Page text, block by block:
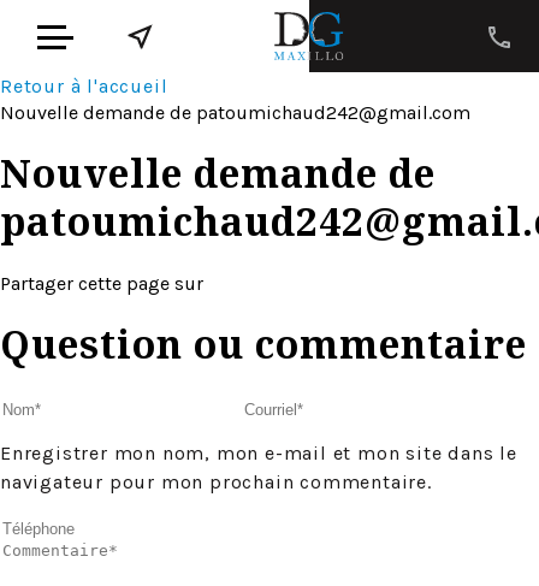
Retour à l'accueil
Nouvelle demande de patoumichaud242@gmail.com
Nouvelle demande de
Partager cette page sur
Question ou commentaire
Enregistrer mon nom, mon e-mail et mon site dans le
navigateur pour mon prochain commentaire.